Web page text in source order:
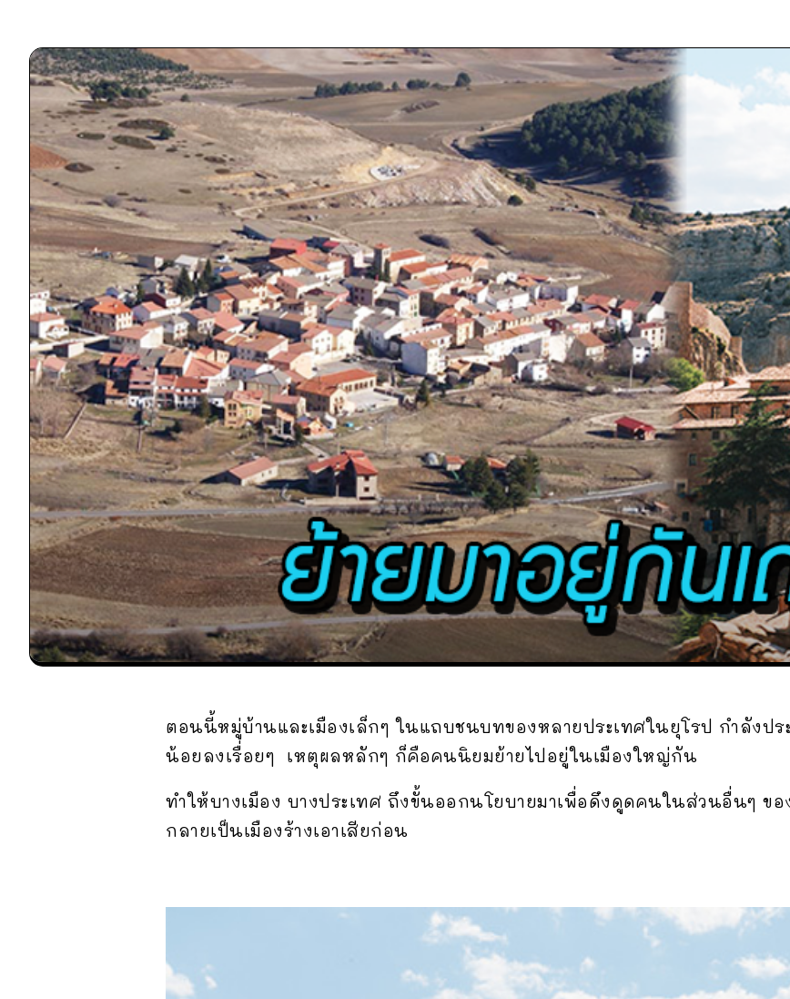
ตอนนี้หมู่บ้านและเมืองเล็กๆ ในแถบชนบทของหลายประเทศในยุโรป กำลังป
น้อยลงเรื่อยๆ เหตุผลหลักๆ ก็คือคนนิยมย้ายไปอยู่ในเมืองใหญ่กัน
ทำให้บางเมือง บางประเทศ ถึงขั้นออกนโยบายมาเพื่อดึงดูดคนในส่วนอื่นๆ ข
กลายเป็นเมืองร้างเอาเสียก่อน